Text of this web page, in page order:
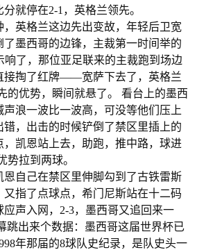
就停在2-1，英格兰领先。
英格兰这边先出变故，年轻后卫宽
墨西哥的边锋，主裁第一时间举的
响了，那位亚足联来的主裁跑到场边
接掏了红牌——宽萨下去了，英格兰
的优势，瞬间就悬了。 看台上的墨西
浪一波比一波高，可没等他们压上
，出击的时候铲倒了禁区里插上的
，凯恩站上去，助跑，推中路，球进
势拉到两球。
自己在禁区里伸脚勾到了古铁雷斯
指了点球点，希门尼斯站在十二码
声入网，2-3，墨西哥又追回来一
跳出来个数据：墨西哥这届世界杯已
年那届的8球队史纪录，是队史头一